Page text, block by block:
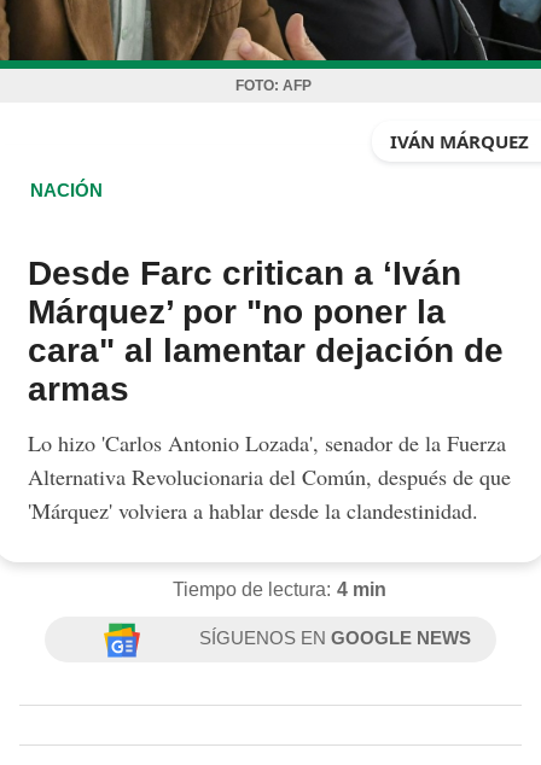
FOTO: AFP
IVÁN MÁRQUEZ
NACIÓN
Desde Farc critican a ‘Iván
Márquez’ por "no poner la
cara" al lamentar dejación de
armas
Lo hizo 'Carlos Antonio Lozada', senador de la Fuerza
Alternativa Revolucionaria del Común, después de que
'Márquez' volviera a hablar desde la clandestinidad.
Tiempo de lectura: 4 min
SÍGUENOS ENGOOGLE NEWS